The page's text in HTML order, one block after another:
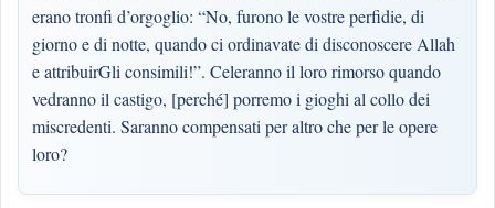
erano tronfi d’orgoglio: “No, furono le vostre perfidie, di
giorno e di notte, quando ci ordinavate di disconoscere Allah
e attribuirGli consimili!”. Celeranno il loro rimorso quando
vedranno il castigo, [perché] porremo i gioghi al collo dei
miscredenti. Saranno compensati per altro che per le opere
loro?